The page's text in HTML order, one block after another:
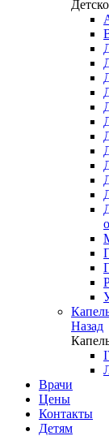
Назад
Врачи
Цены
Контакты
Детям